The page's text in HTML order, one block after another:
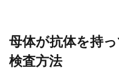
母体が抗体を持
検査方法